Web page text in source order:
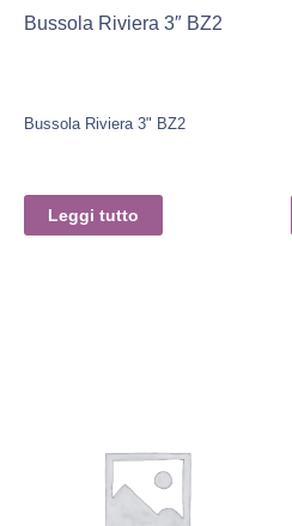
Bussola Riviera 3″ BZ2
Bussola Riviera 3" BZ2
Leggi tutto